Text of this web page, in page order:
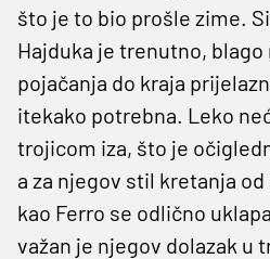
što je to bio prošle zime.
Hajduka je trenutno, blago
pojačanja do kraja
itekako potrebna. Leko
trojicom iza, što je
a za njegov stil kretanja
kao Ferro se odlično
važan je njegov dolazak u